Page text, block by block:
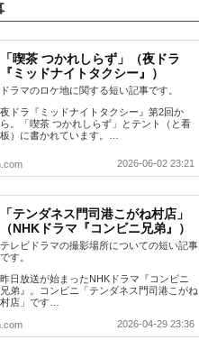
「喫茶 つかれしらず」（夜ドラ
『ミッドナイトタクシー』）
ドラマのロケ地に関する短い記事です。
夜ドラ『ミッドナイトタクシー』第2回か
ら。「喫茶 つかれしらず」とテント（と看
板）に書かれています。…
2026-06-02 23:21
「テンダネス門司港こがね村店」
（NHKドラマ『コンビニ兄弟』）
テレビドラマの撮影場所についての短い記事
です。
昨日放送が始まったNHKドラマ『コンビニ
兄弟』。コンビニ「テンダネス門司港こがね
村店」です…
2026-04-29 23:36